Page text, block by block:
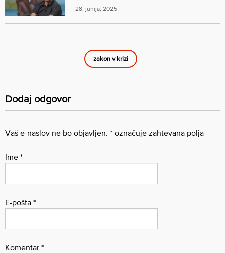
28. junija, 2025
zakon v krizi
Dodaj odgovor
Vaš e-naslov ne bo objavljen. * označuje zahtevana polja
Ime *
E-pošta *
Komentar *